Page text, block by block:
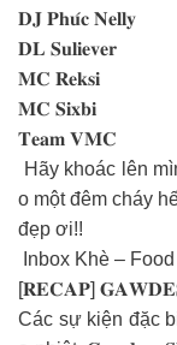
𝐃𝐉 𝐏𝐡𝐮́𝐜 𝐍𝐞𝐥𝐥𝐲
𝐃𝐋 𝐒𝐮𝐥𝐢𝐞𝐯𝐞𝐫
𝐌𝐂 𝐑𝐞𝐤𝐬𝐢
𝐌𝐂 𝐒𝐢𝐱𝐛𝐢
𝐓𝐞𝐚𝐦 𝐕𝐌𝐂
Hãy khoác lên
o một đêm cháy
đẹp ơi!!
Inbox Khè –
[𝐑𝐄𝐂𝐀𝐏]
Các sự kiện đặc